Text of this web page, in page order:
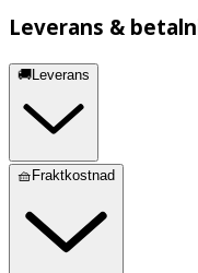
Leverans &
🚚Leverans
🧺Fraktkostnad